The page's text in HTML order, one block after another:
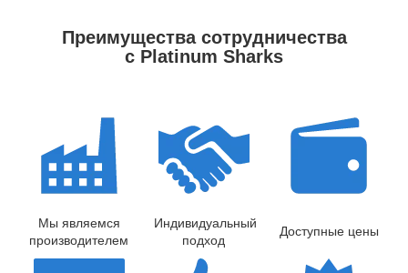
Преимущества сотрудничества
с Platinum Sharks
Мы являемся
производителем
Индивидуальный
подход
Доступные цены